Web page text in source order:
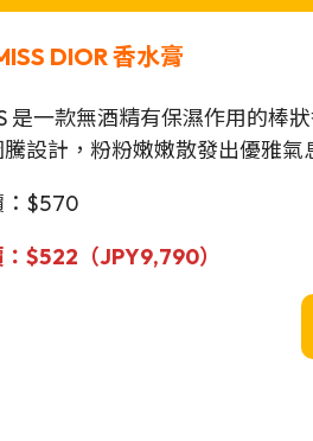
DIOR 香水膏
是一款無酒精有保濕作用的棒
設計，粉粉嫩嫩散發出優雅
：$570
：$522（JPY9,790）